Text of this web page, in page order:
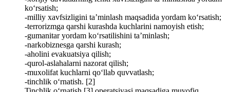
ko‘rsatish;
-milliy xavfsizligini ta’minlash maqsadida yordam ko‘rsatish;
-terrorizmga qarshi kurashda kuchlarini namoyish etish;
-gumanitar yordam ko‘rsatilishini ta’minlash;
-narkobiznesga qarshi kurash;
-aholini evakuatsiya qilish;
-qurol-aslahalarni nazorat qilish;
-muxolifat kuchlarni qo‘llab quvvatlash;
-tinchlik o‘rnatish. [2]